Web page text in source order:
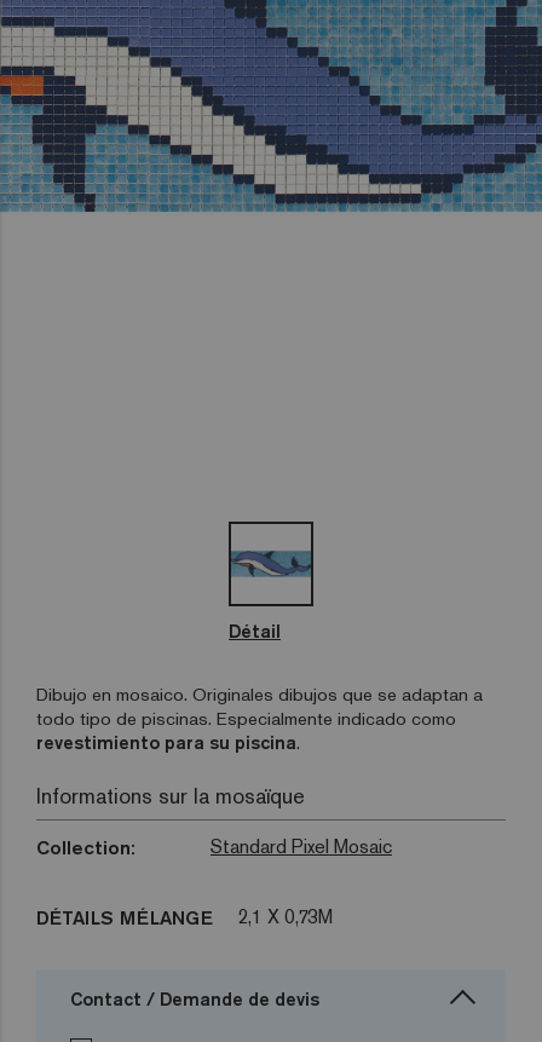
Détail
Dibujo en mosaico. Originales dibujos que se adaptan a
todo tipo de piscinas. Especialmente indicado como
revestimiento para su piscina.
Informations sur la mosaïque
Collection: Standard Pixel Mosaic
DÉTAILS MÉLANGE 2,1 X 0,73M
Contact / Demande de devis